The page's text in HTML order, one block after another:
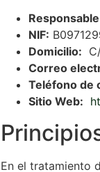
NIF:
Domicilio:
Correo
Teléfono de
Sitio Web:
En el tratamiento